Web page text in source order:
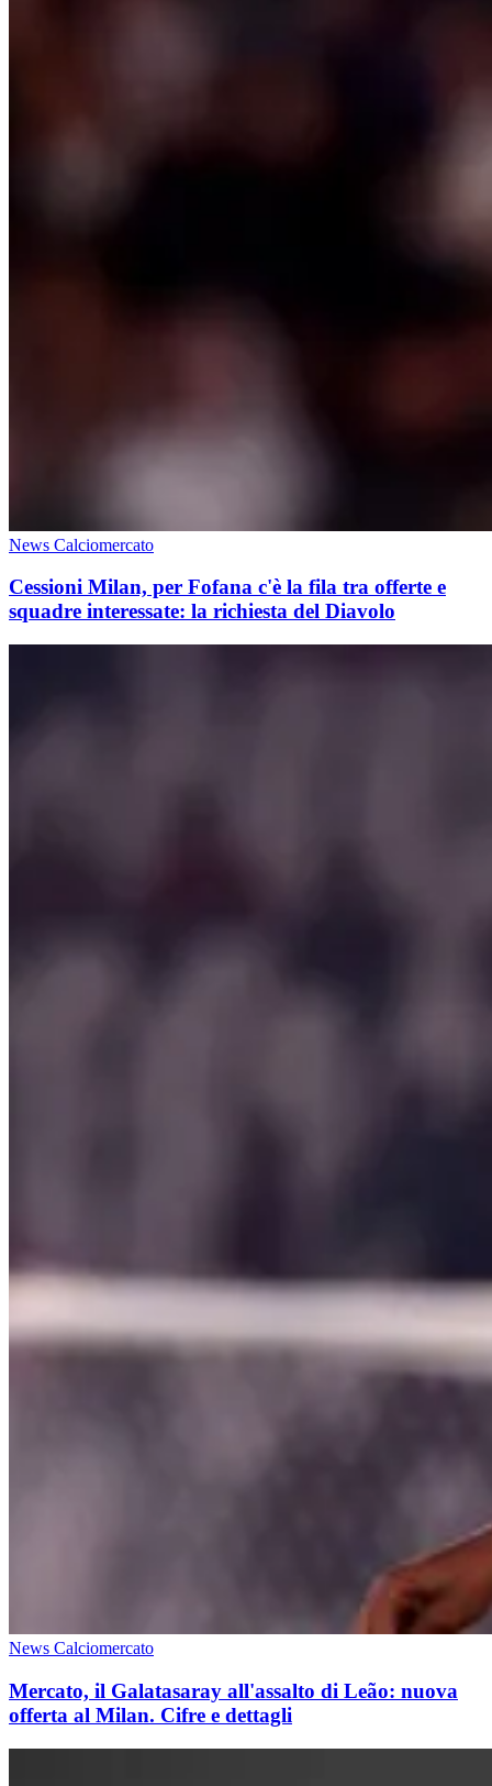
News Calciomercato
Cessioni Milan, per Fofana c'è la fila tra offerte e
squadre interessate: la richiesta del Diavolo
News Calciomercato
Mercato, il Galatasaray all'assalto di Leão: nuova
offerta al Milan. Cifre e dettagli